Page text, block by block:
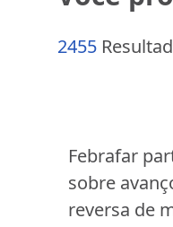
2455
Febrafar
sobre
reversa de